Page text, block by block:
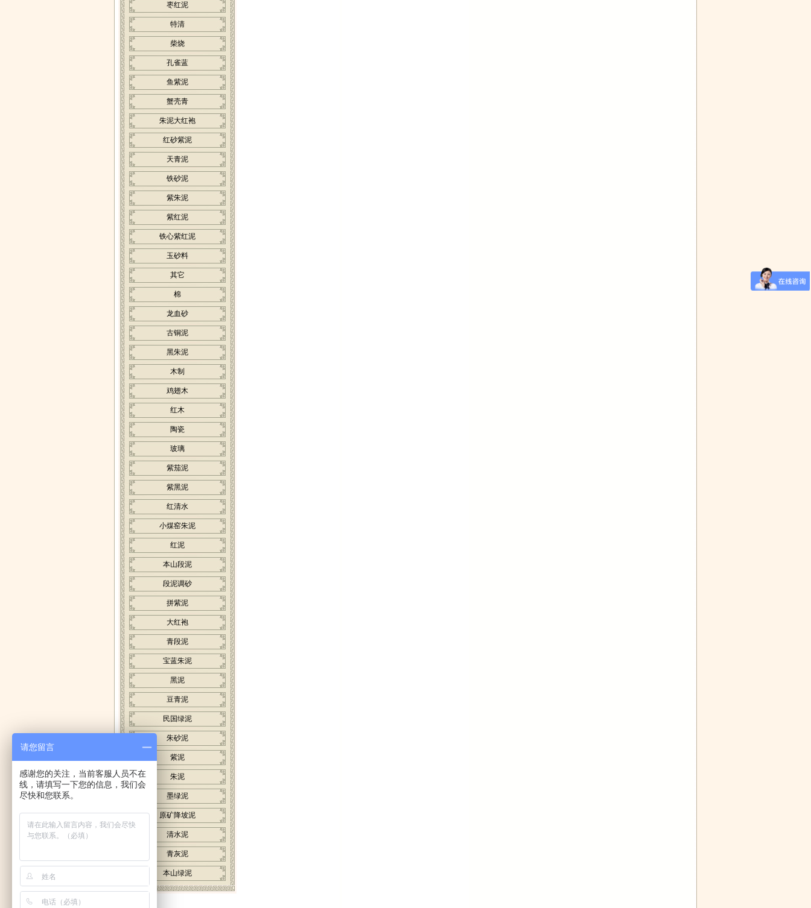
枣红泥
特清
柴烧
孔雀蓝
鱼紫泥
蟹壳青
朱泥大红袍
红砂紫泥
天青泥
铁砂泥
紫朱泥
紫红泥
铁心紫红泥
玉砂料
其它
棉
龙血砂
古铜泥
黑朱泥
木制
鸡翅木
红木
陶瓷
玻璃
紫茄泥
紫黑泥
红清水
小煤窑朱泥
红泥
本山段泥
段泥调砂
拼紫泥
大红袍
青段泥
宝蓝朱泥
黑泥
豆青泥
民国绿泥
朱砂泥
紫泥
朱泥
墨绿泥
原矿降坡泥
清水泥
青灰泥
本山绿泥
请您留言
感谢您的关注，当前客服人员不在
线，请填写一下您的信息，我们会
尽快和您联系。